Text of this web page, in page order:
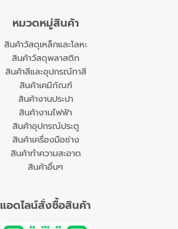
หมวดหมู่สินค้า
สินค้าวัสดุเหล็กและโลหะ
สินค้าวัสดุพลาสติก
สินค้าสีและอุปกรณ์ทาสี
สินค้าเคมีภัณฑ์
สินค้างานประปา
สินค้างานไฟฟ้า
สินค้าอุปกรณ์ประตู
สินค้าเครื่องมือช่าง
สินค้าทำความสะอาด
สินค้าอื่นๆ
แอดไลน์สั่งซื้อสินค้า